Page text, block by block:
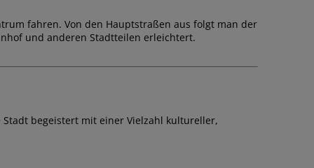
fahren. Von den Hauptstraßen aus folgt man der
und anderen Stadtteilen erleichtert.
begeistert mit einer Vielzahl kultureller,